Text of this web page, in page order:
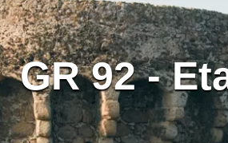
GR 92 -